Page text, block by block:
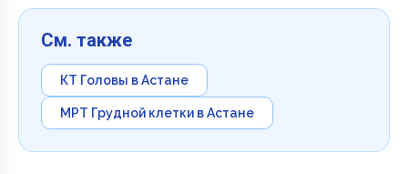
См. также
КТ Головы в Астане
МРТ Грудной клетки в Астане